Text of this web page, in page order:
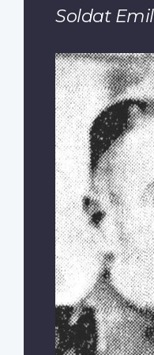
Soldat